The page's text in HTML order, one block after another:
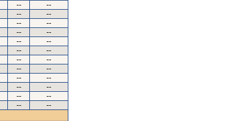
--
--
--
--
--
--
--
--
--
--
--
--
--
--
--
--
--
--
--
--
--
--
--
--